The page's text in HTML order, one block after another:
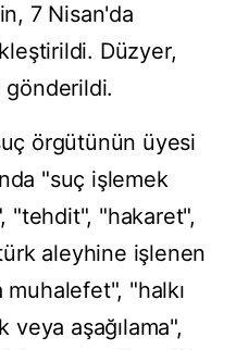
7 Nisan'da
Düzyer,
örgütünün üyesi
"suç işlemek
"tehdit", "hakaret",
aleyhine işlenen
muhalefet", "halkı
veya aşağılama",